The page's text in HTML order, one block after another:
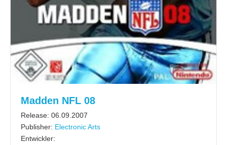
Madden NFL 08
Release: 06.09.2007
Publisher: Electronic Arts
Entwickler: